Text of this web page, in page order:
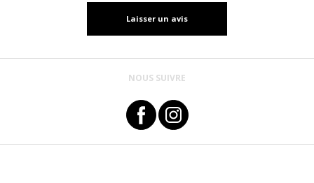
Laisser un avis
NOUS SUIVRE